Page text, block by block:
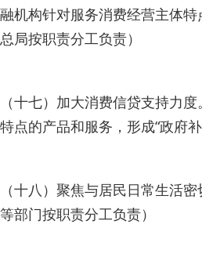
融机构针对服务消费经营主体
总局按职责分工负责）
（十七）加大消费信贷支持力
特点的产品和服务，形成“政府
（十八）聚焦与居民日常生活
等部门按职责分工负责）